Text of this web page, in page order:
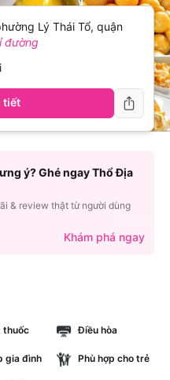
thuốc Điều hòa
gia đình Phù hợp cho trẻ
Lý Thái Tổ, quận
đường
tiết
ý? Ghé ngay Thổ Địa
& review thật từ người dùng
Khám phá ngay